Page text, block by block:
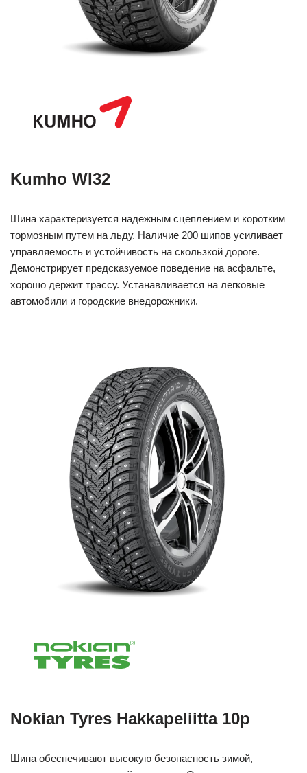
Kumho WI32
Шина характеризуется надежным сцеплением и коротким
тормозным путем на льду. Наличие 200 шипов усиливает
управляемость и устойчивость на скользкой дороге.
Демонстрирует предсказуемое поведение на асфальте,
хорошо держит трассу. Устанавливается на легковые
автомобили и городские внедорожники.
Nokian Tyres Hakkapeliitta 10p
Шина обеспечивают высокую безопасность зимой,